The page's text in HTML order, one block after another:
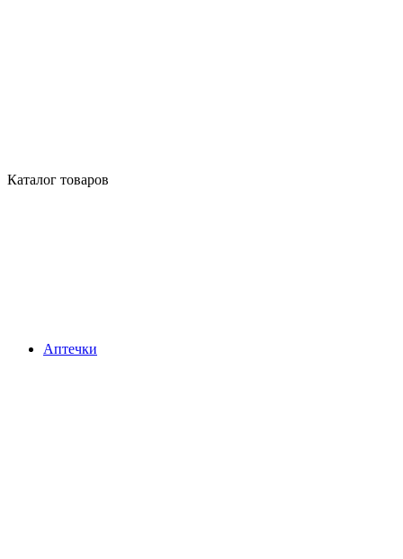
Каталог товаров
Аптечки